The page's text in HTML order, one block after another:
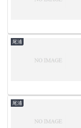
尾浦
尾浦